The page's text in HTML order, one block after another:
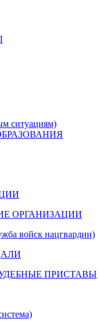
ситуациям)
ОРГАНИЗАЦИИ
войск нацгвардии)
ПРИСТАВЫ